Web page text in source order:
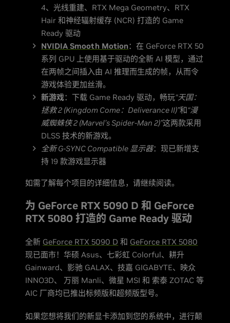
4、光线重建、RTX Mega Geometry、RTX
Hair 和神经辐射缓存 (NCR) 打造的 Game
Ready 驱动
NVIDIA Smooth Motion：在 GeForce RTX 50
系列 GPU 上使用基于驱动的全新 AI 模型，通过
在两帧之间插入由 AI 推理而生成的帧，从而令
游戏体验更加丝滑。
新游戏：下载 Game Ready 驱动，畅玩“天国：
拯救 2 (Kingdom Come：Deliverance II)”和“漫
威蜘蛛侠 2 (Marvel’s Spider-Man 2)”这两款采用
DLSS 技术的新游戏。
全新 G-SYNC Compatible 显示器：现已新增支
持 19 款游戏显示器
如需了解每个项目的详细信息，请继续阅读。
为 GeForce RTX 5090 D 和 GeForce
RTX 5080 打造的 Game Ready 驱动
全新 GeForce RTX 5090 D 和 GeForce RTX 5080
现已面市！华硕 Asus、七彩虹 Colorful、耕升
Gainward、影驰 GALAX、技嘉 GIGABYTE、映众
INNO3D、 万丽 Manli、微星 MSI 和 索泰 ZOTAC 等
AIC 厂商均已推出标频版和超频版型号。
如果您想将我们的新显卡添加到您的系统中，进行颠